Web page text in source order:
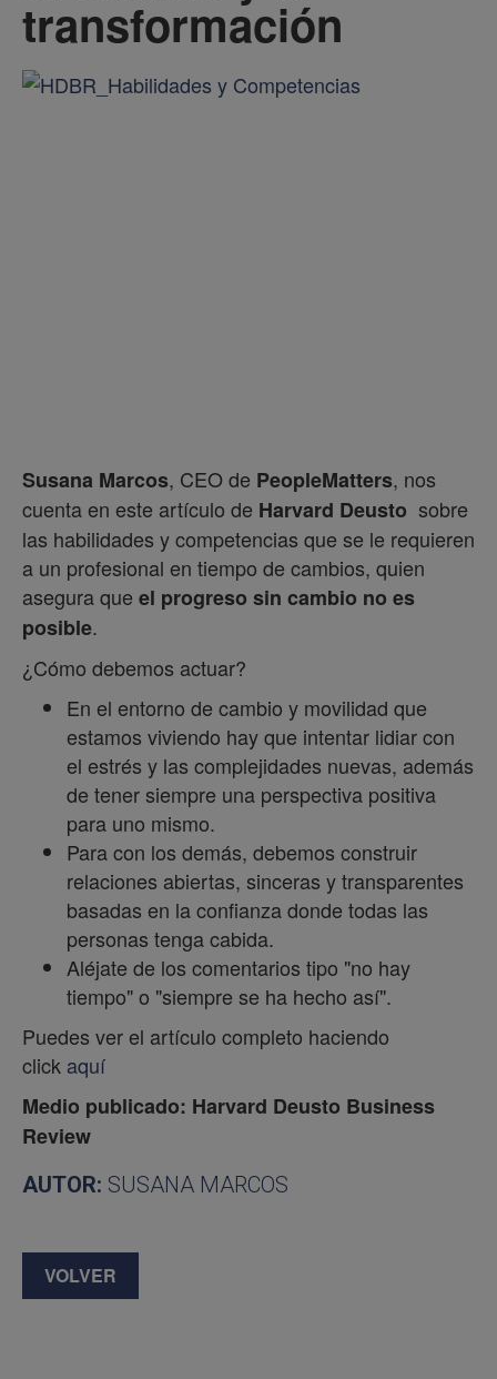
transformación
Susana Marcos, CEO de PeopleMatters, nos
cuenta en este artículo de Harvard Deusto sobre
las habilidades y competencias que se le requieren
a un profesional en tiempo de cambios, quien
asegura que el progreso sin cambio no es
posible.
¿Cómo debemos actuar?
En el entorno de cambio y movilidad que
estamos viviendo hay que intentar lidiar con
el estrés y las complejidades nuevas, además
de tener siempre una perspectiva positiva
para uno mismo.
Para con los demás, debemos construir
relaciones abiertas, sinceras y transparentes
basadas en la confianza donde todas las
personas tenga cabida.
Aléjate de los comentarios tipo "no hay
tiempo" o "siempre se ha hecho así".
Puedes ver el artículo completo haciendo
click aquí
Medio publicado: Harvard Deusto Business
Review
AUTOR: SUSANA MARCOS
VOLVER